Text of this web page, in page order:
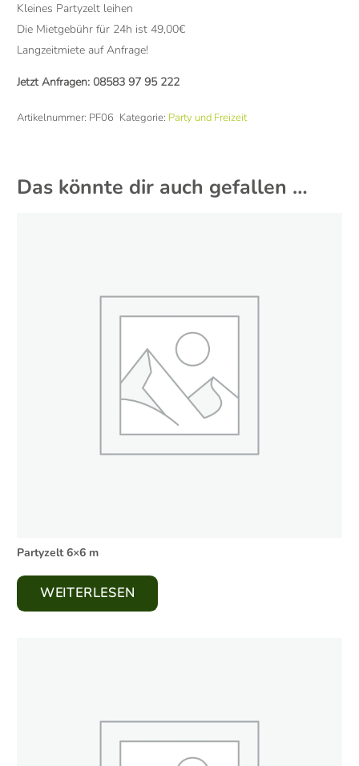
Kleines Partyzelt leihen
Die Mietgebühr für 24h ist 49,00€
Langzeitmiete auf Anfrage!
Jetzt Anfragen: 08583 97 95 222
Artikelnummer: PF06 Kategorie: Party und Freizeit
Das könnte dir auch gefallen …
Partyzelt 6×6 m
WEITERLESEN